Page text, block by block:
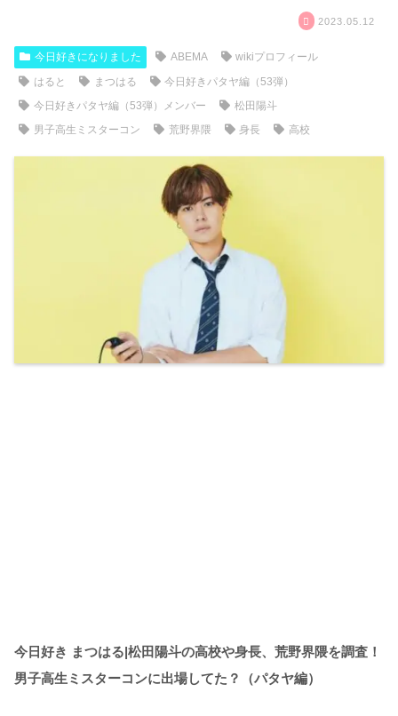
2023.05.12
今日好きになりました ABEMA
wikiプロフィール
はると
まつはる
今日好きパタヤ編（53弾）
今日好きパタヤ編（53弾）メンバー
松田陽斗
男子高生ミスターコン
荒野界隈 身長 高校
今日好き まつはる|松田陽斗の高校や身長、荒野界隈を調査！
男子高生ミスターコンに出場してた？（パタヤ編）